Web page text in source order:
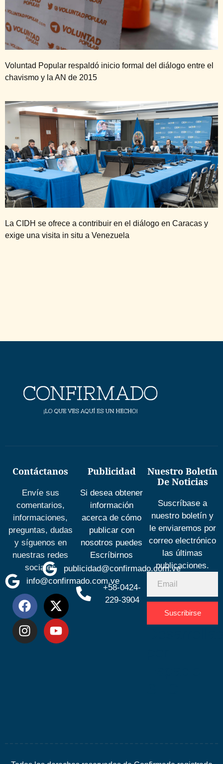
Voluntad Popular respaldó inicio formal del diálogo entre el
chavismo y la AN de 2015
La CIDH se ofrece a contribuir en el diálogo en Caracas y
exige una visita in situ a Venezuela
Contáctanos
Envíe sus
comentarios,
informaciones,
preguntas, dudas
y síguenos en
nuestras redes
sociales
info@confirmado.com.ve
Publicidad
Si desea obtener
información
acerca de cómo
publicar con
nosotros puedes
Escríbirnos
publicidad@confirmado.com.ve
+58-0424-
229-3904
Nuestro Boletín
De Noticias
Suscríbase a
nuestro boletín y
le enviaremos por
correo electrónico
las últimas
publicaciones.
Suscribirse